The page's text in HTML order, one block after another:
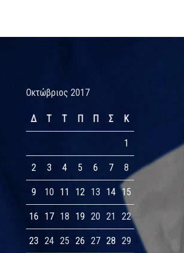
Οκτώβριος 2017
Δ Τ Τ Π Π Σ Κ
1
2 3 4 5 6 7 8
9 10 11 12 13 14 15
16 17 18 19 20 21 22
23 24 25 26 27 28 29